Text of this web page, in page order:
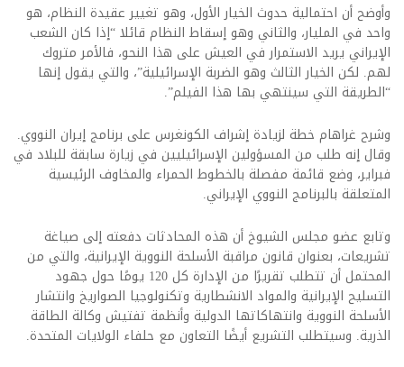
وأوضح أن احتمالية حدوث الخيار الأول، وهو تغيير عقيدة النظام، هو
واحد في المليار، والثاني وهو إسقاط النظام قائلا “إذا كان الشعب
الإيراني يريد الاستمرار في العيش على هذا النحو، فالأمر متروك
لهم. لكن الخيار الثالث وهو الضربة الإسرائيلية”، والتي يقول إنها
“الطريقة التي سينتهي بها هذا الفيلم”.
وشرح غراهام خطة لزيادة إشراف الكونغرس على برنامج إيران النووي.
وقال إنه طلب من المسؤولين الإسرائيليين في زيارة سابقة للبلاد في
فبراير، وضع قائمة مفصلة بالخطوط الحمراء والمخاوف الرئيسية
المتعلقة بالبرنامج النووي الإيراني.
وتابع عضو مجلس الشيوخ أن هذه المحادثات دفعته إلى صياغة
تشريعات، بعنوان قانون مراقبة الأسلحة النووية الإيرانية، والتي من
المحتمل أن تتطلب تقريرًا من الإدارة كل 120 يومًا حول جهود
التسليح الإيرانية والمواد الانشطارية وتكنولوجيا الصواريخ وانتشار
الأسلحة النووية وانتهاكاتها الدولية وأنظمة تفتيش وكالة الطاقة
الذرية. وسيتطلب التشريع أيضًا التعاون مع حلفاء الولايات المتحدة.